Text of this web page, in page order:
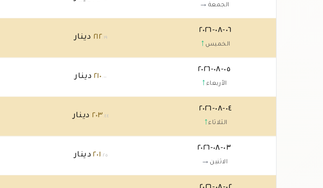
الجمعة →
٠٦-٠٨-٢٠٢٦
الخميس ↑
٢١٢.١٩ دينار
٠٥-٠٨-٢٠٢٦
الأربعاء ↑
٢١٠.٠٠ دينار
٠٤-٠٨-٢٠٢٦
الثلاثاء↑
٢٠٣.٤٤ دينار
٠٣-٠٨-٢٠٢٦
الاثنين →
٢٠١.٢٥ دينار